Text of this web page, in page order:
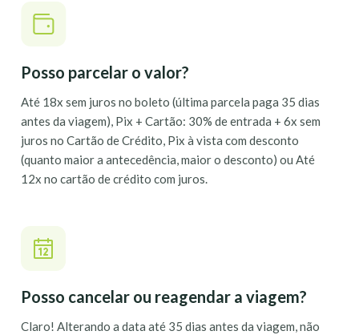
Posso parcelar o valor?
Até 18x sem juros no boleto (última parcela paga 35 dias
antes da viagem), Pix + Cartão: 30% de entrada + 6x sem
juros no Cartão de Crédito, Pix à vista com desconto
(quanto maior a antecedência, maior o desconto) ou Até
12x no cartão de crédito com juros.
Posso cancelar ou reagendar a viagem?
Claro! Alterando a data até 35 dias antes da viagem, não